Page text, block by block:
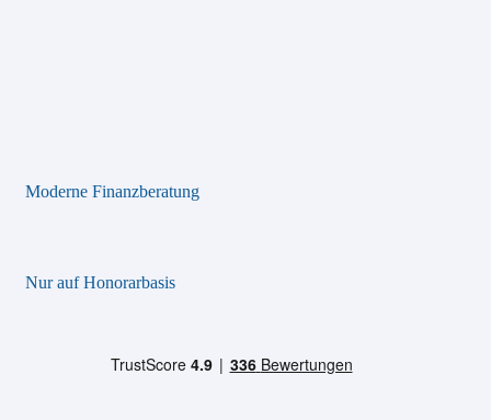
Moderne Finanzberatung
Nur auf Honorarbasis